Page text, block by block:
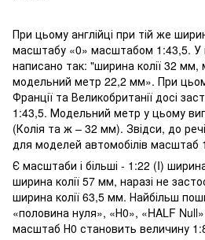
При цьому англійці при тій же
масштабу «0» масштабом 1:43,5. У
написано так: "ширина колії 32
модельний метр 22,2 мм». При
Франції та Великобританії досі
1:43,5. Модельний метр у цьому
(Колія та ж – 32 мм). Звідси, до
для моделей автомобілів масштаб
Є масштаби і більші - 1:22 (I)
ширина колії 57 мм, наразі не
ширина колії 63,5 мм. Найбільш
«половина нуля», «Н0», «HALF
масштаб Н0 становить величину